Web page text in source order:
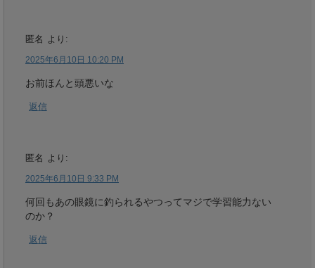
匿名 より:
2025年6月10日 10:20 PM
お前ほんと頭悪いな
返信
匿名 より:
2025年6月10日 9:33 PM
何回もあの眼鏡に釣られるやつってマジで学習能力ない
のか？
返信